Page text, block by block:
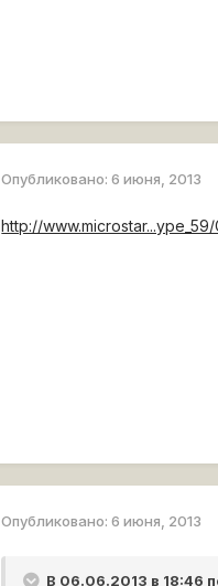
Опубликовано:6 июня, 2013
http://
Опубликовано:6 июня, 2013
В 06.06.2013 в 18:46